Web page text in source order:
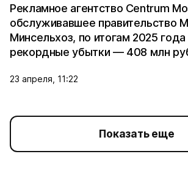
Рекламное агентство Centrum
обслуживавшее правительство
Минсельхоз, по итогам 2025
рекордные убытки — 408 млн
23 апреля, 11:22
Показать еще